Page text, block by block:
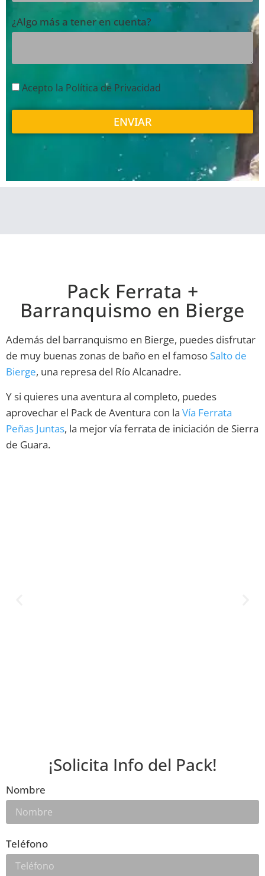
¿Algo más a tener en cuenta?
Acepto la Política de Privacidad
ENVIAR
Pack Ferrata +
Barranquismo en Bierge
Además del barranquismo en Bierge, puedes disfrutar
de muy buenas zonas de baño en el famoso Salto de
Bierge, una represa del Río Alcanadre.
Y si quieres una aventura al completo, puedes
aprovechar el Pack de Aventura con la Vía Ferrata
Peñas Juntas, la mejor vía ferrata de iniciación de Sierra
de Guara.
¡Solicita Info del Pack!
Nombre
Teléfono